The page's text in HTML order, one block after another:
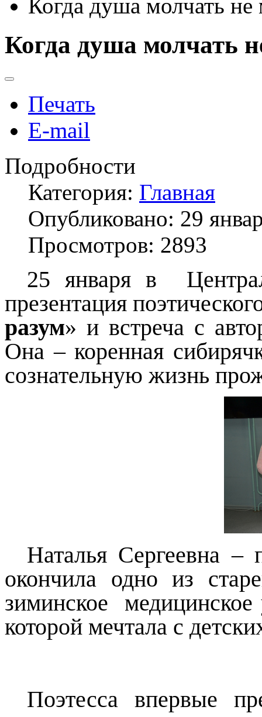
Когда душа молчать
Когда душа молчать
Печать
E-mail
Подробности
Категория: Главная
Опубликовано: 29
Просмотров: 2893
25 января в
презентация
разум» и встреча с
Она – коренная
сознательную жизнь
Наталья Сергеевна –
окончила одно из
зиминское
которой мечтала с
Поэтесса впервые